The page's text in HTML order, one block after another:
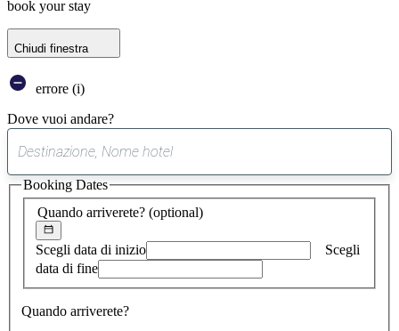
book your stay
Chiudi finestra
errore (i)
Dove vuoi andare?
suggerimento
trovato
Quando arriverete? (optional)
Scegli data di inizio
Scegli
data di fine
Quando arriverete?
Booking Dates